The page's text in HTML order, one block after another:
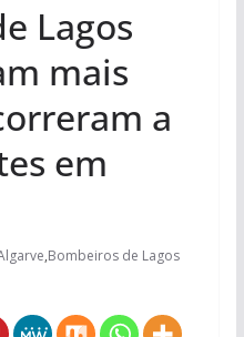
Lagos
mais
a
em
,Bombeiros de Lagos